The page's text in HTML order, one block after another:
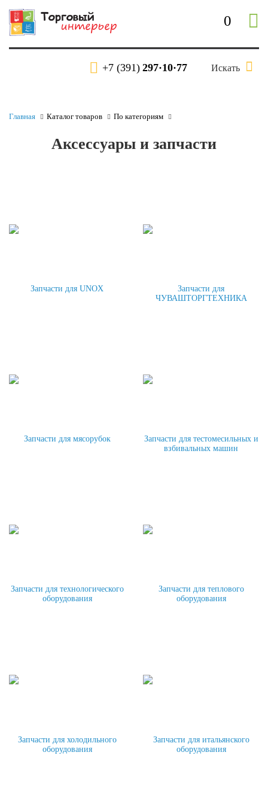
0
+7 (391) 297·10·77 Искать
Главная Каталог товаров По категориям
Аксессуары и запчасти
Запчасти для UNOX
Запчасти для
ЧУВАШТОРГТЕХНИКА
Запчасти для мясорубок
Запчасти для тестомесильных и
взбивальных машин
Запчасти для технологического
оборудования
Запчасти для теплового
оборудования
Запчасти для холодильного
оборудования
Запчасти для итальянского
оборудования